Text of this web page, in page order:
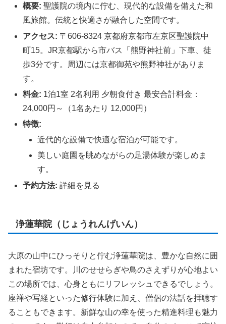
概要: 聖護院の境内に佇む、現代的な設備を備えた和
風旅館。伝統と快適さが融合した空間です。
アクセス: 〒606-8324 京都府京都市左京区聖護院中
町15。JR京都駅から市バス「熊野神社前」下車、徒
歩3分です。周辺には京都御苑や熊野神社がありま
す。
料金: 1泊1室 2名利用 夕朝食付き 最安合計料金：
24,000円～（1名あたり 12,000円）
特徴:
近代的な設備で快適な宿泊が可能です。
美しい庭園を眺めながらの足湯体験が楽しめま
す。
予約方法: 詳細を見る
浄蓮華院（じょうれんげいん）
大原の山中にひっそりと佇む浄蓮華院は、豊かな自然に囲
まれた宿坊です。川のせせらぎや鳥のさえずりが心地よい
この場所では、心身ともにリフレッシュできるでしょう。
座禅や写経といった修行体験に加え、僧侶の法話を拝聴す
ることもできます。新鮮な山の幸を使った精進料理も魅力